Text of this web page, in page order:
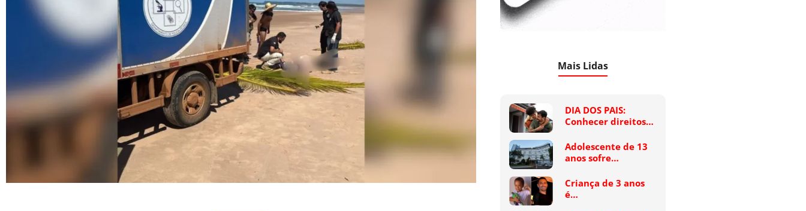
Mais Lidas
DIA DOS PAIS:
Conhecer direitos…
Adolescente de 13
anos sofre…
Criança de 3 anos
é…